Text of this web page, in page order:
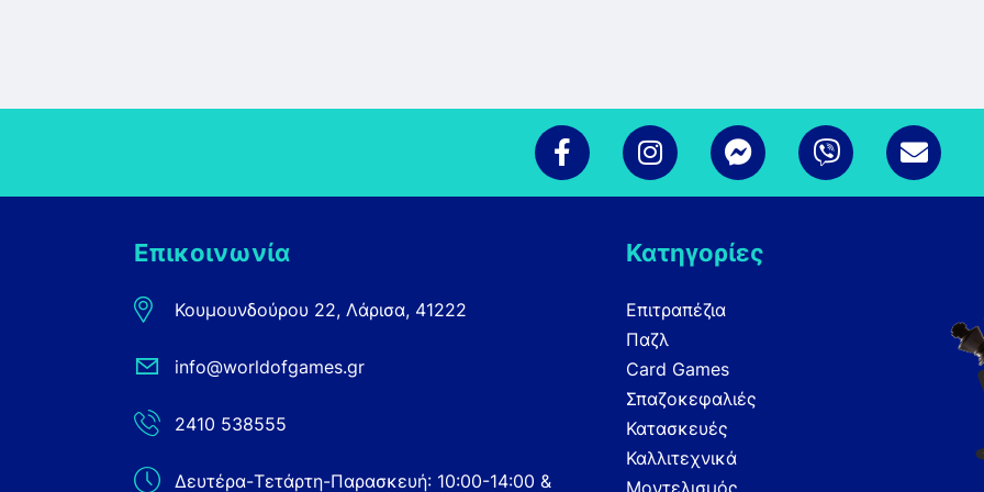
Επικοινωνία
Κουμουνδούρου 22, Λάρισα, 41222
info@worldofgames.gr
2410 538555
Δευτέρα-Τετάρτη-Παρασκευή: 10:00-14:00 &
Κατηγορίες
Επιτραπέζια
Παζλ
Card Games
Σπαζοκεφαλιές
Κατασκευές
Καλλιτεχνικά
Μοντελισμός